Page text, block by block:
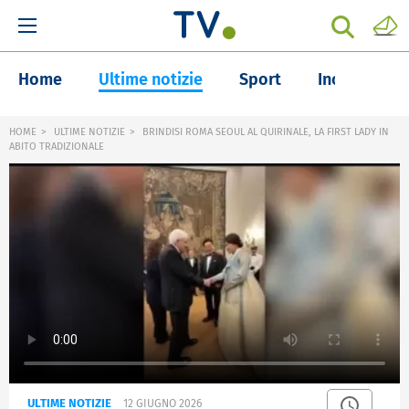
Home Ultime notizie Sport Inchieste
HOME ULTIME NOTIZIE
BRINDISI ROMA SEOUL AL QUIRINALE, LA FIRST LADY IN
ABITO TRADIZIONALE
ULTIME NOTIZIE 12 GIUGNO 2026